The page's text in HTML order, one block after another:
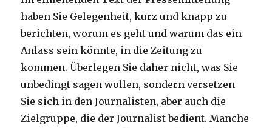
haben Sie Gelegenheit, kurz und knapp zu
berichten, worum es geht und warum das ein
Anlass sein könnte, in die Zeitung zu
kommen. Überlegen Sie daher nicht, was Sie
unbedingt sagen wollen, sondern versetzen
Sie sich in den Journalisten, aber auch die
Zielgruppe, die der Journalist bedient. Manche